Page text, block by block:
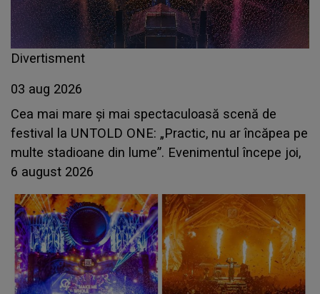
Divertisment
03 aug 2026
Cea mai mare și mai spectaculoasă scenă de
festival la UNTOLD ONE: „Practic, nu ar încăpea pe
multe stadioane din lume”. Evenimentul începe joi,
6 august 2026